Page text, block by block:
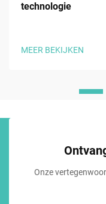
technologie
MEER BEKIJKEN
Onze